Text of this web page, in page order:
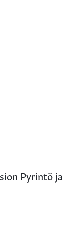
Pyrintö ja